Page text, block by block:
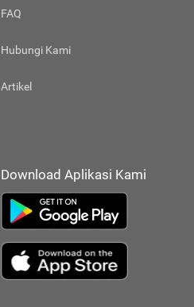
FAQ
Hubungi Kami
Artikel
Download Aplikasi Kami